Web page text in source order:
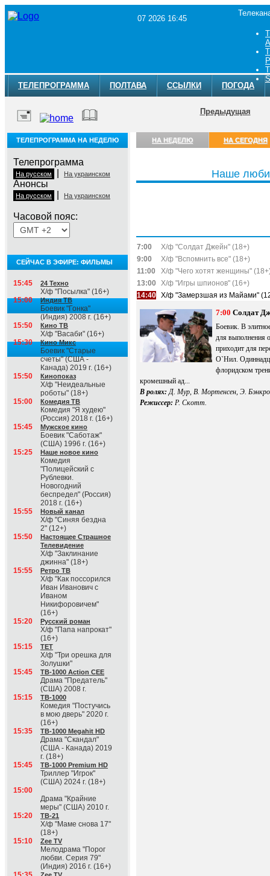
07 2026 16:45
ТЕЛЕПРОГРАММА ПОЛТАВА ССЫЛКИ ПОГОДА
Предыдущая
ТЕЛЕПРОГРАММА НА НЕДЕЛЮ
Телепрограмма
На русском На украинском
Анонсы
На русском На украинском
Часовой пояс:
СЕЙЧАС В ЭФИРЕ: ФИЛЬМЫ
15:45 24 Техно
Х/ф "Посылка" (16+)
15:00
Индия ТВ
Боевик "Гонка"
(Индия) 2008 г. (16+)
15:50
Кино ТВ
Х/ф "Васаби" (16+)
15:30
Кино Микс
Боевик "Старые
счеты" (США -
Канада) 2019 г. (16+)
15:50
Кинопоказ
Х/ф "Неидеальные
роботы" (18+)
15:00
Комедия ТВ
Комедия "Я худею"
(Россия) 2018 г. (16+)
15:45
Мужское кино
Боевик "Саботаж"
(США) 1996 г. (16+)
15:25
Наше новое кино
Комедия
"Полицейский с
Рублевки.
Новогодний
беспредел" (Россия)
2018 г. (16+)
15:55
Новый канал
Х/ф "Синяя бездна
2" (12+)
15:50
Настоящее Страшное
Телевидение
Х/ф "Заклинание
джинна" (18+)
15:55
Ретро ТВ
Х/ф "Как поссорился
Иван Иванович с
Иваном
Никифоровичем"
(16+)
15:20
Русский роман
Х/ф "Папа напрокат"
(16+)
15:15
ТЕТ
Х/ф "Три орешка для
Золушки"
15:45
ТВ-1000 Action CEE
Драма "Предатель"
(США) 2008 г.
15:15
ТВ-1000
Комедия "Постучись
в мою дверь" 2020 г.
(16+)
15:35
ТВ-1000 Megahit HD
Драма "Скандал"
(США - Канада) 2019
г. (18+)
15:45
ТВ-1000 Premium HD
Триллер "Игрок"
(США) 2024 г. (18+)
15:00
Драма "Крайние
меры" (США) 2010 г.
15:20
ТВ-21
Х/ф "Маме снова 17"
(18+)
15:10
Zee TV
Мелодрама "Порог
любви. Серия 79"
(Индия) 2016 г. (16+)
НА НЕДЕЛЮ НА СЕГОДНЯ
Наше
7:00
Х/ф "Солдат Джейн" (18+)
9:00
Х/ф "Вспомнить все" (18+)
11:00
Х/ф "Чего хотят женщины"
13:00
Х/ф "Игры шпионов" (16+)
14:40 Х/ф "Замерзшая из Майами"
7:00 Солдат
Боевик. В
для выполнения
приходит для
О`Нил.
флоридском
кромешный ад...
В ролях:Д. Мур, В. Мортенсен, Э.
Режиссер: Р. Скотт.